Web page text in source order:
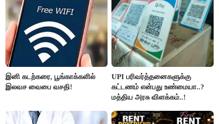
இனி கடற்கரை, பூங்காக்களில்
இலவச வைபை வசதி!
UPI பரிவர்த்தனைகளுக்கு
கட்டணம் என்பது உண்மையா..?
மத்திய அரசு விளக்கம்..!